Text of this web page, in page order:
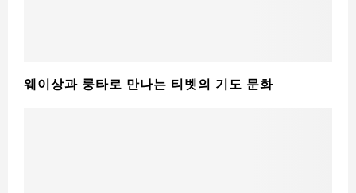
웨이상과 룽타로 만나는 티벳의 기도 문화